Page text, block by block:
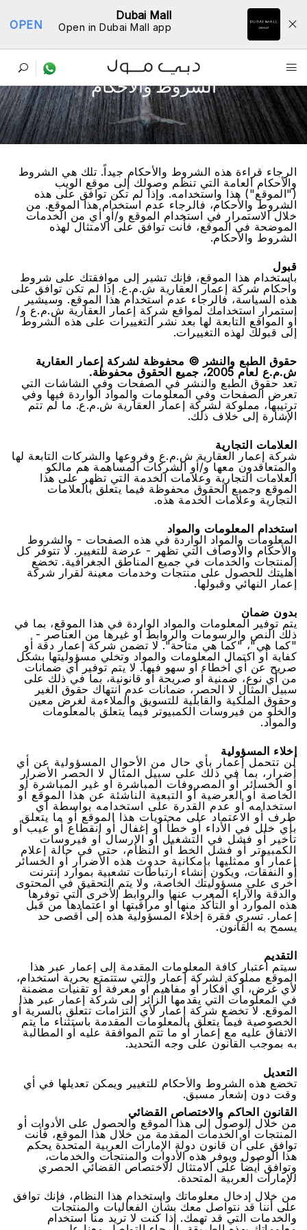
Dubai Mall
Open in Dubai Mall app
OPEN
اﻟﺸﺮﻭﻁ ﻭاﻷﺣﻜﺎﻡ
اﻟﺮﺟﺎء ﻗﺮاءﺓ ﻫﺬﻩ اﻟﺸﺮﻭﻁ ﻭاﻷﺣﻜﺎﻡ ﺟﻴﺪاً. ﺗﻠﻚ ﻫﻲ اﻟﺸﺮﻭﻁ
ﻭاﻷﺣﻜﺎﻡ اﻟﻌﺎﻣﺔ اﻟﺘﻲ ﺗﻨﻈﻢ ﻭﺻﻮﻟﻚ ﺇﻟﻰ ﻣﻮﻗﻊ اﻟﻮﻳﺐ
("اﻟﻤﻮﻗﻊ") ﻫﺬا ﻭاﺳﺘﺨﺪاﻣﻪ. ﻭﺇﺫا ﻟﻢ ﺗﻜﻦ ﺗﻮاﻓﻖ ﻋﻠﻰ ﻫﺬﻩ
اﻟﺸﺮﻭﻁ ﻭاﻷﺣﻜﺎﻡ، ﻓﺎﻟﺮﺟﺎء ﻋﺪﻡ اﺳﺘﺨﺪاﻡ ﻫﺬا اﻟﻤﻮﻗﻊ. ﻣﻦ
ﺧﻼﻝ اﻻﺳﺘﻤﺮاﺭ ﻓﻲ اﺳﺘﺨﺪاﻡ اﻟﻤﻮﻗﻊ ﻭ/ﺃﻭ ﺃﻱ ﻣﻦ اﻟﺨﺪﻣﺎﺕ
اﻟﻤﻮﺿﺤﺔ ﻓﻲ اﻟﻤﻮﻗﻊ، ﻓﺄﻧﺖ ﺗﻮاﻓﻖ ﻋﻠﻰ اﻻﻣﺘﺜﺎﻝ ﻟﻬﺬﻩ
اﻟﺸﺮﻭﻁ ﻭاﻷﺣﻜﺎﻡ.
ﻗﺒﻮﻝ
ﺑﺎﺳﺘﺨﺪاﻡ ﻫﺬا اﻟﻤﻮﻗﻊ، ﻓﺈﻧﻚ ﺗﺸﻴﺮ ﺇﻟﻰ ﻣﻮاﻓﻘﺘﻚ ﻋﻠﻰ ﺷﺮﻭﻁ
ﻭﺃﺣﻜﺎﻡ ﺷﺮﻛﺔ ﺇﻋﻤﺎﺭ اﻟﻌﻘﺎﺭﻳﺔ ﺵ.ﻡ.ﻉ. ﺇﺫا ﻟﻢ ﺗﻜﻦ ﺗﻮاﻓﻖ ﻋﻠﻰ
ﻫﺬﻩ اﻟﺴﻴﺎﺳﺔ، ﻓﺎﻟﺮﺟﺎء ﻋﺪﻡ اﺳﺘﺨﺪاﻡ ﻫﺬا اﻟﻤﻮﻗﻊ. ﻭﺳﻴﺸﻴﺮ
اﺳﺘﻤﺮاﺭ اﺳﺘﺨﺪاﻣﻚ ﻟﻤﻮاﻗﻊ ﺷﺮﻛﺔ ﺇﻋﻤﺎﺭ اﻟﻌﻘﺎﺭﻳﺔ ﺵ.ﻡ.ﻉ ﻭ/
ﺃﻭ اﻟﻤﻮاﻗﻊ اﻟﺘﺎﺑﻌﺔ ﻟﻬﺎ ﺑﻌﺪ ﻧﺸﺮ اﻟﺘﻐﻴﻴﺮاﺕ ﻋﻠﻰ ﻫﺬﻩ اﻟﺸﺮﻭﻁ
ﺇﻟﻰ ﻗﺒﻮﻟﻚ ﻟﻬﺬﻩ اﻟﺘﻐﻴﻴﺮاﺕ.
ﺣﻘﻮﻕ اﻟﻄﺒﻊ ﻭاﻟﻨﺸﺮ © ﻣﺤﻔﻮﻇﺔ ﻟﺸﺮﻛﺔ ﺇﻋﻤﺎﺭ اﻟﻌﻘﺎﺭﻳﺔ
ﺵ.ﻡ.ﻉ ﻟﻌﺎﻡ 2005، ﺟﻤﻴﻊ اﻟﺤﻘﻮﻕ ﻣﺤﻔﻮﻇﺔ.
ﺗﻌﺪ ﺣﻘﻮﻕ اﻟﻄﺒﻊ ﻭاﻟﻨﺸﺮ ﻓﻲ اﻟﺼﻔﺤﺎﺕ ﻭﻓﻲ اﻟﺸﺎﺷﺎﺕ اﻟﺘﻲ
ﺗﻌﺮﺽ اﻟﺼﻔﺤﺎﺕ ﻭﻓﻲ اﻟﻤﻌﻠﻮﻣﺎﺕ ﻭاﻟﻤﻮاﺩ اﻟﻮاﺭﺩﺓ ﻓﻴﻬﺎ ﻭﻓﻲ
ﺗﺮﺗﻴﺒﻬﺎ، ﻣﻤﻠﻮﻛﺔ ﻟﺸﺮﻛﺔ ﺇﻋﻤﺎﺭ اﻟﻌﻘﺎﺭﻳﺔ ﺵ.ﻡ.ﻉ. ﻣﺎ ﻟﻢ ﺗﺘﻢ
اﻹﺷﺎﺭﺓ ﺇﻟﻰ ﺧﻼﻑ ﺫﻟﻚ.
اﻟﻌﻼﻣﺎﺕ اﻟﺘﺠﺎﺭﻳﺔ
ﺷﺮﻛﺔ ﺇﻋﻤﺎﺭ اﻟﻌﻘﺎﺭﻳﺔ ﺵ.ﻡ.ﻉ ﻭﻓﺮﻭﻋﻬﺎ ﻭاﻟﺸﺮﻛﺎﺕ اﻟﺘﺎﺑﻌﺔ ﻟﻬﺎ
ﻭاﻟﻤﺘﻌﺎﻗﺪﻭﻥ ﻣﻌﻬﺎ ﻭ/ﺃﻭ اﻟﺸﺮﻛﺎﺕ اﻟﻤﺴﺎﻫﻤﺔ ﻫﻢ ﻣﺎﻟﻜﻮ
اﻟﻌﻼﻣﺎﺕ اﻟﺘﺠﺎﺭﻳﺔ ﻭﻋﻼﻣﺎﺕ اﻟﺨﺪﻣﺔ اﻟﺘﻲ ﺗﻈﻬﺮ ﻋﻠﻰ ﻫﺬا
اﻟﻤﻮﻗﻊ ﻭﺟﻤﻴﻊ اﻟﺤﻘﻮﻕ ﻣﺤﻔﻮﻇﺔ ﻓﻴﻤﺎ ﻳﺘﻌﻠﻖ ﺑﺎﻟﻌﻼﻣﺎﺕ
اﻟﺘﺠﺎﺭﻳﺔ ﻭﻋﻼﻣﺎﺕ اﻟﺨﺪﻣﺔ ﻫﺬﻩ.
اﺳﺘﺨﺪاﻡ اﻟﻤﻌﻠﻮﻣﺎﺕ ﻭاﻟﻤﻮاﺩ
اﻟﻤﻌﻠﻮﻣﺎﺕ ﻭاﻟﻤﻮاﺩ اﻟﻮاﺭﺩﺓ ﻓﻲ ﻫﺬﻩ اﻟﺼﻔﺤﺎﺕ - ﻭاﻟﺸﺮﻭﻁ
ﻭاﻷﺣﻜﺎﻡ ﻭاﻷﻭﺻﺎﻑ اﻟﺘﻲ ﺗﻈﻬﺮ - ﻋﺮﺿﺔ ﻟﻠﺘﻐﻴﻴﺮ. ﻻ ﺗﺘﻮﻓﺮ ﻛﻞ
اﻟﻤﻨﺘﺠﺎﺕ ﻭاﻟﺨﺪﻣﺎﺕ ﻓﻲ ﺟﻤﻴﻊ اﻟﻤﻨﺎﻃﻖ اﻟﺠﻐﺮاﻓﻴﺔ. ﺗﺨﻀﻊ
ﺃﻫﻠﻴﺘﻚ ﻟﻠﺤﺼﻮﻝ ﻋﻠﻰ ﻣﻨﺘﺠﺎﺕ ﻭﺧﺪﻣﺎﺕ ﻣﻌﻴﻨﺔ ﻟﻘﺮاﺭ ﺷﺮﻛﺔ
ﺇﻋﻤﺎﺭ اﻟﻨﻬﺎﺋﻲ ﻭﻗﺒﻮﻟﻬﺎ.
ﺑﺪﻭﻥ ﺿﻤﺎﻥ
ﻳﺘﻢ ﺗﻮﻓﻴﺮ اﻟﻤﻌﻠﻮﻣﺎﺕ ﻭاﻟﻤﻮاﺩ اﻟﻮاﺭﺩﺓ ﻓﻲ ﻫﺬا اﻟﻤﻮﻗﻊ، ﺑﻤﺎ ﻓﻲ
ﺫﻟﻚ اﻟﻨﺺ ﻭاﻟﺮﺳﻮﻣﺎﺕ ﻭاﻟﺮﻭاﺑﻂ ﺃﻭ ﻏﻴﺮﻫﺎ ﻣﻦ اﻟﻌﻨﺎﺻﺮ -
"ﻛﻤﺎ ﻫﻲ"، "ﻛﻤﺎ ﻫﻲ ﻣﺘﺎﺣﺔ". ﻻ ﺗﻀﻤﻦ ﺷﺮﻛﺔ ﺇﻋﻤﺎﺭ ﺩﻗﺔ ﺃﻭ
ﻛﻔﺎﻳﺔ ﺃﻭ اﻛﺘﻤﺎﻝ اﻟﻤﻌﻠﻮﻣﺎﺕ ﻭاﻟﻤﻮاﺩ ﻭﺗﺨﻠﻲ ﻣﺴﺆﻭﻟﻴﺘﻬﺎ ﺑﺸﻜﻞ
ﺻﺮﻳﺢ ﻋﻦ ﺃﻱ ﺃﺧﻄﺎء ﺃﻭ ﺳﻬﻮ ﻓﻴﻬﺎ. ﻻ ﻳﺘﻢ ﺗﻮﻓﻴﺮ ﺃﻱ ﺿﻤﺎﻧﺎﺕ
ﻣﻦ ﺃﻱ ﻧﻮﻉ، ﺿﻤﻨﻴﺔ ﺃﻭ ﺻﺮﻳﺤﺔ ﺃﻭ ﻗﺎﻧﻮﻧﻴﺔ، ﺑﻤﺎ ﻓﻲ ﺫﻟﻚ ﻋﻠﻰ
ﺳﺒﻴﻞ اﻟﻤﺜﺎﻝ ﻻ اﻟﺤﺼﺮ، ﺿﻤﺎﻧﺎﺕ ﻋﺪﻡ اﻧﺘﻬﺎﻙ ﺣﻘﻮﻕ اﻟﻐﻴﺮ
ﻭﺣﻘﻮﻕ اﻟﻤﻠﻜﻴﺔ ﻭاﻟﻘﺎﺑﻠﻴﺔ ﻟﻠﺘﺴﻮﻳﻖ ﻭاﻟﻤﻼءﻣﺔ ﻟﻐﺮﺽ ﻣﻌﻴﻦ
ﻭاﻟﺨﻠﻮ ﻣﻦ ﻓﻴﺮﻭﺳﺎﺕ اﻟﻜﻤﺒﻴﻮﺗﺮ ﻓﻴﻤﺎ ﻳﺘﻌﻠﻖ ﺑﺎﻟﻤﻌﻠﻮﻣﺎﺕ
ﻭاﻟﻤﻮاﺩ.
ﺇﺧﻼء اﻟﻤﺴﺆﻭﻟﻴﺔ
ﻟﻦ ﺗﺘﺤﻤﻞ ﺇﻋﻤﺎﺭ ﺑﺄﻱ ﺣﺎﻝ ﻣﻦ اﻷﺣﻮاﻝ اﻟﻤﺴﺆﻭﻟﻴﺔ ﻋﻦ ﺃﻱ
ﺃﺿﺮاﺭ، ﺑﻤﺎ ﻓﻲ ﺫﻟﻚ ﻋﻠﻰ ﺳﺒﻴﻞ اﻟﻤﺜﺎﻝ ﻻ اﻟﺤﺼﺮ اﻷﺿﺮاﺭ
ﺃﻭ اﻟﺨﺴﺎﺋﺮ ﺃﻭ اﻟﻤﺼﺮﻭﻓﺎﺕ اﻟﻤﺒﺎﺷﺮﺓ ﺃﻭ ﻏﻴﺮ اﻟﻤﺒﺎﺷﺮﺓ ﺃﻭ
اﻟﺨﺎﺻﺔ ﺃﻭ اﻟﻌﺮﺿﻴﺔ ﺃﻭ اﻟﺘﺒﻌﻴﺔ اﻟﻨﺎﺷﺌﺔ ﻋﻦ ﻫﺬا اﻟﻤﻮﻗﻊ ﺃﻭ
اﺳﺘﺨﺪاﻣﻪ ﺃﻭ ﻋﺪﻡ اﻟﻘﺪﺭﺓ ﻋﻠﻰ اﺳﺘﺨﺪاﻣﻪ ﺑﻮاﺳﻄﺔ ﺃﻱ
ﻃﺮﻑ ﺃﻭ اﻻﻋﺘﻤﺎﺩ ﻋﻠﻰ ﻣﺤﺘﻮﻳﺎﺕ ﻫﺬا اﻟﻤﻮﻗﻊ ﺃﻭ ﻣﺎ ﻳﺘﻌﻠﻖ
ﺑﺄﻱ ﺧﻠﻞ ﻓﻲ اﻷﺩاء ﺃﻭ ﺧﻄﺄ ﺃﻭ ﺇﻏﻔﺎﻝ ﺃﻭ اﻧﻘﻄﺎﻉ ﺃﻭ ﻋﻴﺐ ﺃﻭ
ﺗﺄﺧﻴﺮ ﺃﻭ ﻓﺸﻞ ﻓﻲ اﻟﺘﺸﻐﻴﻞ ﺃﻭ اﻹﺭﺳﺎﻝ ﺃﻭ ﻓﻴﺮﻭﺳﺎﺕ
اﻟﻜﻤﺒﻴﻮﺗﺮ ﺃﻭ ﻓﺸﻞ اﻟﺨﻂ ﺃﻭ اﻟﻨﻈﺎﻡ، ﺣﺘﻰ ﻓﻲ ﺣﺎﻟﺔ ﺇﻋﻼﻡ
ﺇﻋﻤﺎﺭ ﺃﻭ ﻣﻤﺜﻠﻴﻬﺎ ﺑﺈﻣﻜﺎﻧﻴﺔ ﺣﺪﻭﺙ ﻫﺬﻩ اﻷﺿﺮاﺭ ﺃﻭ اﻟﺨﺴﺎﺋﺮ
ﺃﻭ اﻟﻨﻔﻘﺎﺕ، ﻭﻳﻜﻮﻥ ﺇﻧﺸﺎء اﺭﺗﺒﺎﻃﺎﺕ ﺗﺸﻌﺒﻴﺔ ﺑﻤﻮاﺭﺩ ﺇﻧﺘﺮﻧﺖ
ﺃﺧﺮﻯ ﻋﻠﻰ ﻣﺴﺆﻭﻟﻴﺘﻚ اﻟﺨﺎﺻﺔ، ﻭﻻ ﻳﺘﻢ اﻟﺘﺤﻘﻴﻖ ﻓﻲ اﻟﻤﺤﺘﻮﻯ
ﻭاﻟﺪﻗﺔ ﻭاﻵﺭاء اﻟﻤﻌﺮﺏ ﻋﻨﻬﺎ ﻭاﻟﺮﻭاﺑﻂ اﻷﺧﺮﻯ اﻟﺘﻲ ﺗﻮﻓﺮﻫﺎ
ﻫﺬﻩ اﻟﻤﻮاﺭﺩ ﺃﻭ اﻟﺘﺄﻛﺪ ﻣﻨﻬﺎ ﺃﻭ ﻣﺮاﻗﺒﺘﻬﺎ ﺃﻭ اﻋﺘﻤﺎﺩﻫﺎ ﻣﻦ ﻗﺒﻞ
ﺇﻋﻤﺎﺭ. ﺗﺴﺮﻱ ﻓﻘﺮﺓ ﺇﺧﻼء اﻟﻤﺴﺆﻭﻟﻴﺔ ﻫﺬﻩ ﺇﻟﻰ ﺃﻗﺼﻰ ﺣﺪ
ﻳﺴﻤﺢ ﺑﻪ اﻟﻘﺎﻧﻮﻥ.
اﻟﺘﻘﺪﻳﻢ
ﺳﻴﺘﻢ اﻋﺘﺒﺎﺭ ﻛﺎﻓﺔ اﻟﻤﻌﻠﻮﻣﺎﺕ اﻟﻤﻘﺪﻣﺔ ﺇﻟﻰ ﺇﻋﻤﺎﺭ ﻋﺒﺮ ﻫﺬا
اﻟﻤﻮﻗﻊ ﻣﻤﻠﻮﻛﺔ ﻟﺸﺮﻛﺔ ﺇﻋﻤﺎﺭ ﻭاﻟﺘﻲ ﺳﺘﺘﻤﺘﻊ ﺑﺤﺮﻳﺔ اﺳﺘﺨﺪاﻡ،
ﻷﻱ ﻏﺮﺽ، ﺃﻱ ﺃﻓﻜﺎﺭ ﺃﻭ ﻣﻔﺎﻫﻴﻢ ﺃﻭ ﻣﻌﺮﻓﺔ ﺃﻭ ﺗﻘﻨﻴﺎﺕ ﻣﻀﻤﻨﺔ
ﻓﻲ اﻟﻤﻌﻠﻮﻣﺎﺕ اﻟﺘﻲ ﻳﻘﺪﻣﻬﺎ اﻟﺰاﺋﺮ ﺇﻟﻰ ﺷﺮﻛﺔ ﺇﻋﻤﺎﺭ ﻋﺒﺮ ﻫﺬا
اﻟﻤﻮﻗﻊ. ﻻ ﺗﺨﻀﻊ ﺷﺮﻛﺔ ﺇﻋﻤﺎﺭ ﻷﻱ اﻟﺘﺰاﻣﺎﺕ ﺗﺘﻌﻠﻖ ﺑﺎﻟﺴﺮﻳﺔ ﺃﻭ
اﻟﺨﺼﻮﺻﻴﺔ ﻓﻴﻤﺎ ﻳﺘﻌﻠﻖ ﺑﺎﻟﻤﻌﻠﻮﻣﺎﺕ اﻟﻤﻘﺪﻣﺔ ﺑﺎﺳﺘﺜﻨﺎء ﻣﺎ ﻳﺘﻢ
اﻻﺗﻔﺎﻕ ﻋﻠﻴﻪ ﻣﻊ ﺇﻋﻤﺎﺭ ﺃﻭ ﻣﺎ ﺗﺘﻢ اﻟﻤﻮاﻓﻘﺔ ﻋﻠﻴﻪ ﺃﻭ اﻟﻤﻄﺎﻟﺒﺔ
ﺑﻪ ﺑﻤﻮﺟﺐ اﻟﻘﺎﻧﻮﻥ ﻋﻠﻰ ﻭﺟﻪ اﻟﺘﺤﺪﻳﺪ.
اﻟﺘﻌﺪﻳﻞ
ﺗﺨﻀﻊ ﻫﺬﻩ اﻟﺸﺮﻭﻁ ﻭاﻷﺣﻜﺎﻡ ﻟﻠﺘﻐﻴﻴﺮ ﻭﻳﻤﻜﻦ ﺗﻌﺪﻳﻠﻬﺎ ﻓﻲ ﺃﻱ
ﻭﻗﺖ ﺩﻭﻥ ﺇﺷﻌﺎﺭ ﻣﺴﺒﻖ.
اﻟﻘﺎﻧﻮﻥ اﻟﺤﺎﻛﻢ ﻭاﻻﺧﺘﺼﺎﺹ اﻟﻘﻀﺎﺋﻲ
ﻣﻦ ﺧﻼﻝ اﻟﻮﺻﻮﻝ ﺇﻟﻰ ﻫﺬا اﻟﻤﻮﻗﻊ ﻭاﻟﺤﺼﻮﻝ ﻋﻠﻰ اﻷﺩﻭاﺕ ﺃﻭ
اﻟﻤﻨﺘﺠﺎﺕ ﺃﻭ اﻟﺨﺪﻣﺎﺕ اﻟﻤﻘﺪﻣﺔ ﻣﻦ ﺧﻼﻝ ﻫﺬا اﻟﻤﻮﻗﻊ، ﻓﺄﻧﺖ
ﺗﻮاﻓﻖ ﻋﻠﻰ ﺃﻥ ﻗﺎﻧﻮﻥ ﺩﻭﻟﺔ اﻹﻣﺎﺭاﺕ اﻟﻌﺮﺑﻴﺔ اﻟﻤﺘﺤﺪﺓ ﻳﺤﻜﻢ
ﻫﺬا اﻟﻮﺻﻮﻝ ﻭﻳﻮﻓﺮ ﻫﺬﻩ اﻷﺩﻭاﺕ ﻭاﻟﻤﻨﺘﺠﺎﺕ ﻭاﻟﺨﺪﻣﺎﺕ،
ﻭﺗﻮاﻓﻖ ﺃﻳﻀﺎً ﻋﻠﻰ اﻻﻣﺘﺜﺎﻝ ﻟﻻﺧﺘﺼﺎﺹ اﻟﻘﻀﺎﺋﻲ اﻟﺤﺼﺮﻱ
ﻟﻹﻣﺎﺭاﺕ اﻟﻌﺮﺑﻴﺔ اﻟﻤﺘﺤﺪﺓ.
من خلال إدخال معلوماتك واستخدام هذا النظام، فإنك توافق
على أننا قد نتواصل معك بشأن الفعاليات والمنتجات
والخدمات التي قد تهمك. إذا كنت لا تريد منا استخدام